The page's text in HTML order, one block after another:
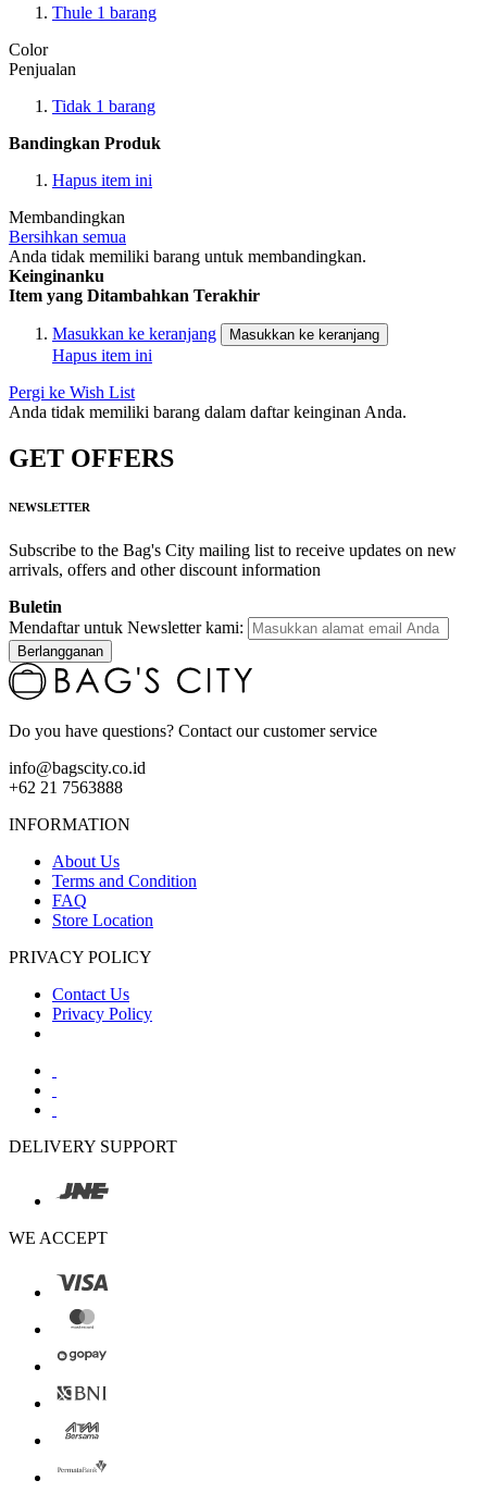
Thule 1 barang
Color
Penjualan
Tidak 1 barang
Bandingkan Produk
Hapus item ini
Membandingkan
Bersihkan semua
Anda tidak memiliki barang untuk membandingkan.
Keinginanku
Item yang Ditambahkan Terakhir
Masukkan ke keranjang Masukkan ke keranjang
Hapus item ini
Pergi ke Wish List
Anda tidak memiliki barang dalam daftar keinginan Anda.
GET OFFERS
NEWSLETTER
Subscribe to the Bag's City mailing list to receive updates on new
arrivals, offers and other discount information
Buletin
Mendaftar untuk Newsletter kami:
Berlangganan
Do you have questions? Contact our customer service
info@bagscity.co.id
+62 21 7563888
INFORMATION
About Us
Terms and Condition
FAQ
Store Location
PRIVACY POLICY
Contact Us
Privacy Policy
DELIVERY SUPPORT
WE ACCEPT